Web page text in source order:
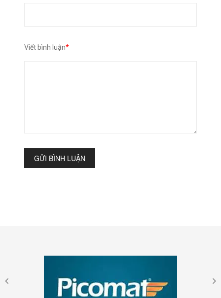
Viết bình luận*
GỬI BÌNH LUẬN